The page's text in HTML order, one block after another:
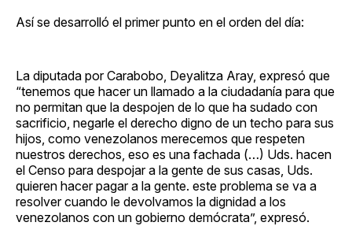
Así se desarrolló el primer punto en el orden del día:
La diputada por Carabobo, Deyalitza Aray, expresó que
“tenemos que hacer un llamado a la ciudadanía para que
no permitan que la despojen de lo que ha sudado con
sacrificio, negarle el derecho digno de un techo para sus
hijos, como venezolanos merecemos que respeten
nuestros derechos, eso es una fachada (…) Uds. hacen
el Censo para despojar a la gente de sus casas, Uds.
quieren hacer pagar a la gente. este problema se va a
resolver cuando le devolvamos la dignidad a los
venezolanos con un gobierno demócrata”, expresó.